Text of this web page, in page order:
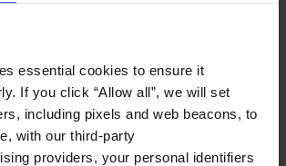
essential cookies to ensure it
If you click “Allow all”, we will set
including pixels and web beacons, to
with our third-party
providers, your personal identifiers
行业
行业
与公共事务机构